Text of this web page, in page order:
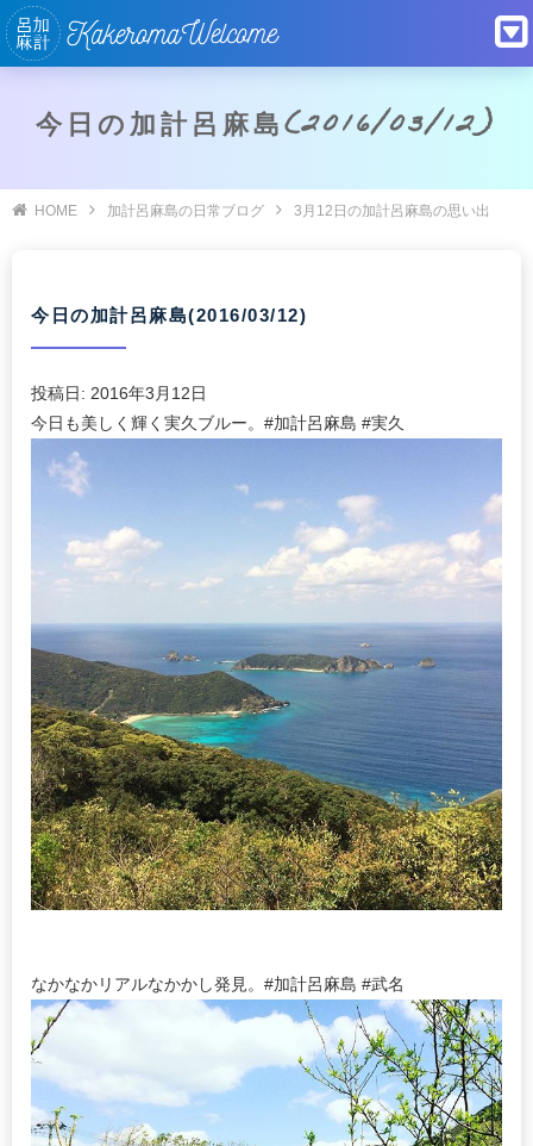
今日の加計呂麻島(2016/03/12)
HOME 加計呂麻島の日常ブログ 3月12日の加計呂麻島の思い出
今日の加計呂麻島(2016/03/12)
投稿日: 2016年3月12日
今日も美しく輝く実久ブルー。#加計呂麻島 #実久
なかなかリアルなかかし発見。#加計呂麻島 #武名